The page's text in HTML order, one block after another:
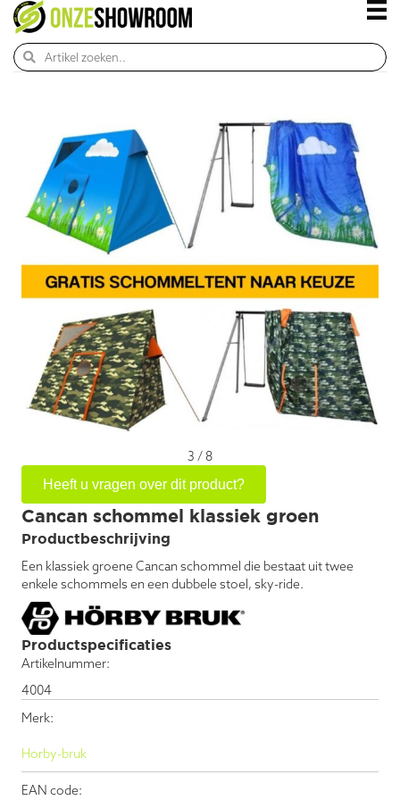
Productspecificaties
Artikelnummer:
4004
Merk:
Horby-bruk
EAN code:
3 / 8
Heeft u vragen over dit product?
Cancan schommel klassiek groen
Productbeschrijving
Een klassiek groene Cancan schommel die bestaat uit twee
enkele schommels en een dubbele stoel, sky-ride.